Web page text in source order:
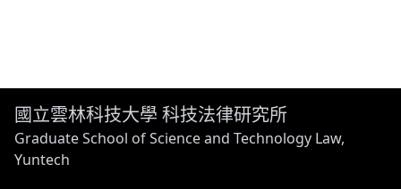
國立雲林科技大學 科技法律研究所
Graduate School of Science and Technology Law,
Yuntech